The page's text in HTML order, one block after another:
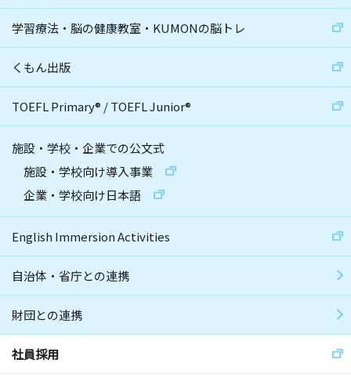
学習療法・脳の健康教室・KUMONの脳トレ
くもん出版
TOEFL Primary® /TOEFL Junior®
施設・学校・企業での公文式
施設・学校向け導入事業
企業・学校向け日本語
English Immersion Activities
自治体・省庁との連携
財団との連携
社員採用